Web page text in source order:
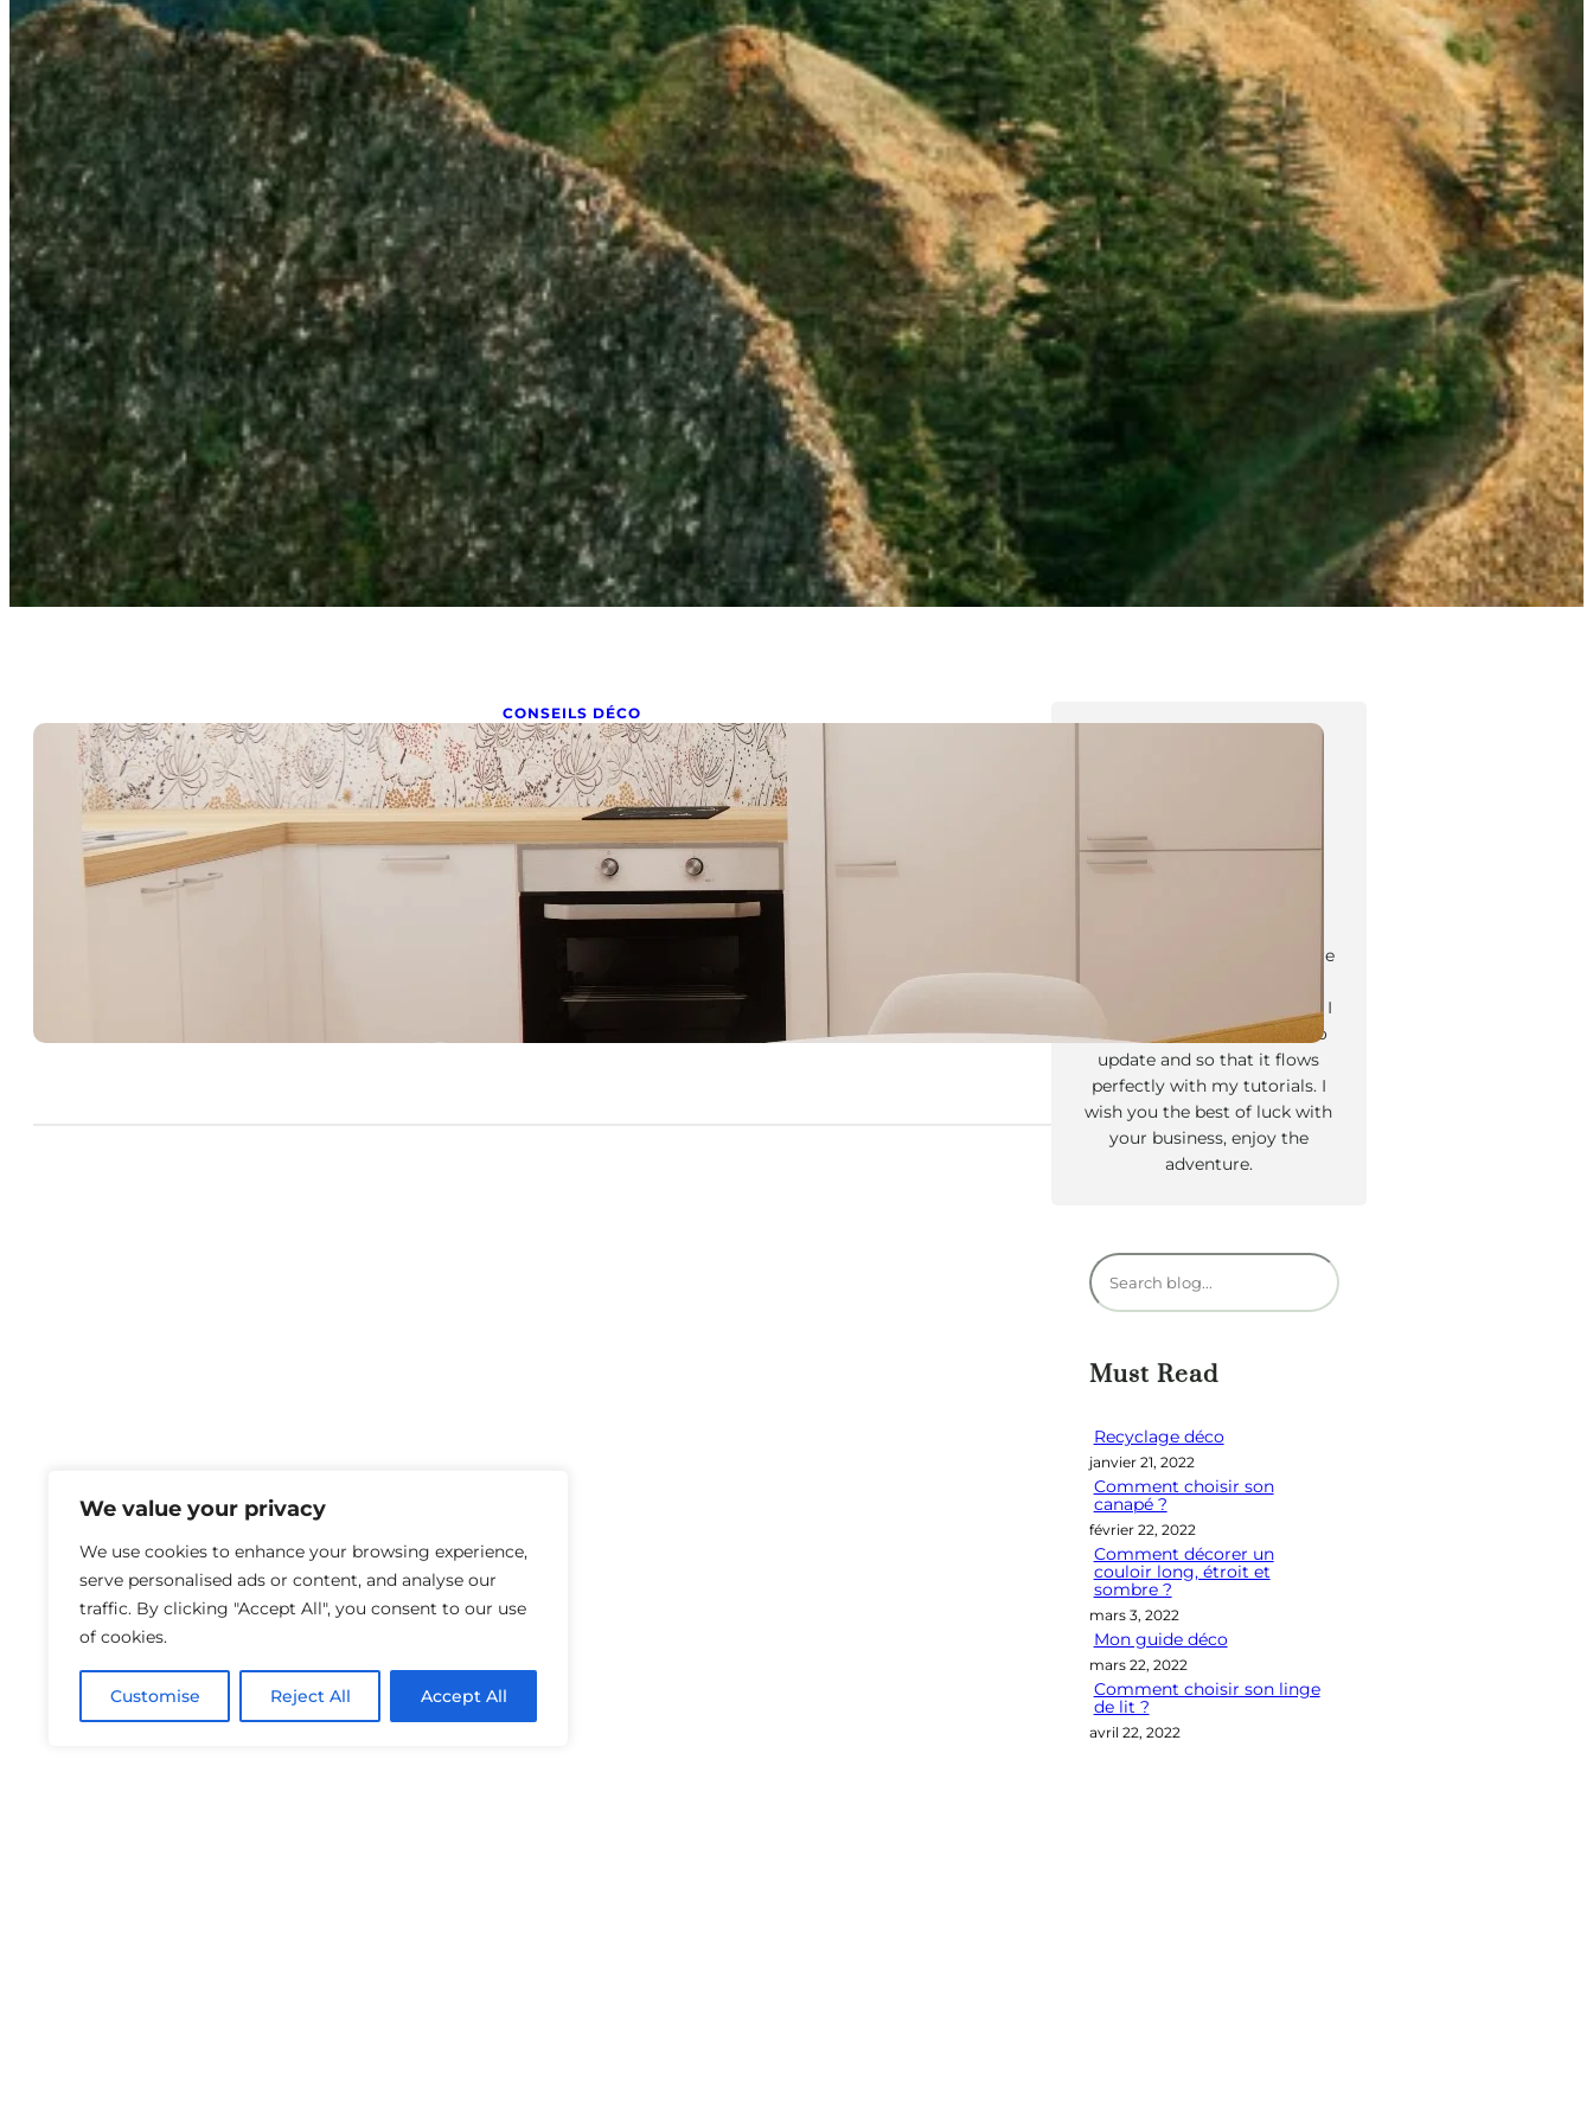
We value your privacy
We use cookies to enhance your browsing experience,
serve personalised ads or content, and analyse our
traffic. By clicking "Accept All", you consent to our use
of cookies.
Customise Reject All Accept All
CONSEILS DÉCO
Augmenter la valeur locative de
son appartement
octobre 4, 2024
en soignant le travail sur la cuisine Lorsque vous
envisagez de concevoir ou rénover une cuisine, votre
premier…
Hello, my name is Tyler Moore
people I made this template. I
made it so it is super easy to
update and so that it flows
perfectly with my tutorials. I
wish you the best of luck with
your business, enjoy the
adventure.
R
e
h
r
c
h
e
r
Must Read
Recyclage déco
janvier 21, 2022
Comment choisir son
canapé ?
février 22, 2022
Comment décorer un
couloir long, étroit et
sombre ?
mars 3, 2022
Mon guide déco
mars 22, 2022
Comment choisir son linge
de lit ?
avril 22, 2022